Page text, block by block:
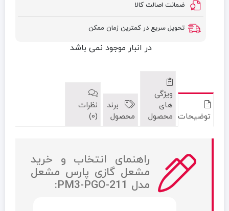
ضمانت اصالت کالا
تحویل سریع در کمترین زمان ممکن
در انبار موجود نمی باشد
توضیحات
ویژگی
های
محصول
برند
محصول
نظرات
(0)
راهنمای انتخاب و خرید
مشعل گازی پارس مشعل
مدل PM3-PGO-211: